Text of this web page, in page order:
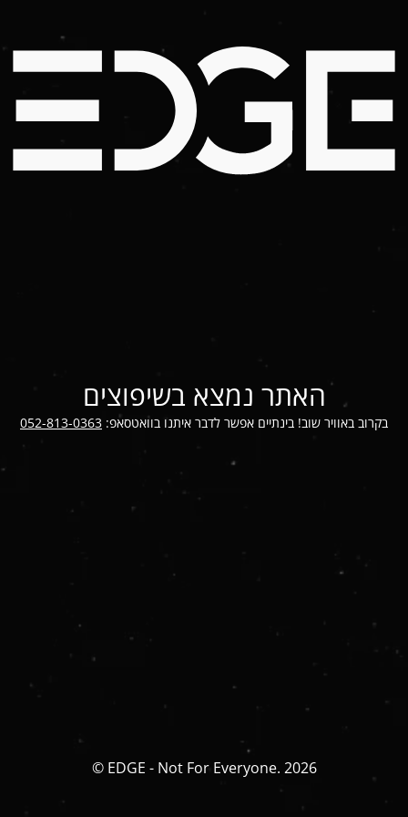
האתר נמצא בשיפוצים
בקרוב באוויר שוב! בינתיים אפשר לדבר איתנו בוואטסאפ: 052-813-0363
© EDGE - Not For Everyone. 2026